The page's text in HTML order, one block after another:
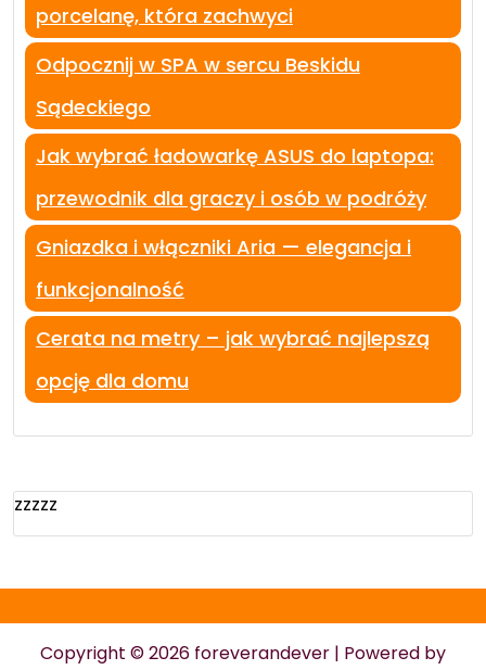
porcelanę, która zachwyci
Odpocznij w SPA w sercu Beskidu
Sądeckiego
Jak wybrać ładowarkę ASUS do laptopa:
przewodnik dla graczy i osób w podróży
Gniazdka i włączniki Aria — elegancja i
funkcjonalność
Cerata na metry – jak wybrać najlepszą
opcję dla domu
zzzzz
Copyright © 2026 foreverandever | Powered by